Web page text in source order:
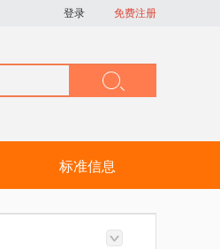
登录 免费注册
标准信息